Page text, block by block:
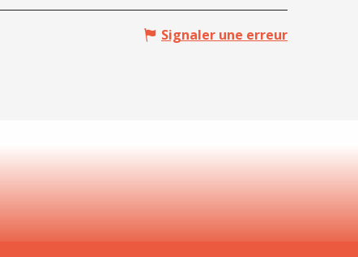
Signaler une erreur